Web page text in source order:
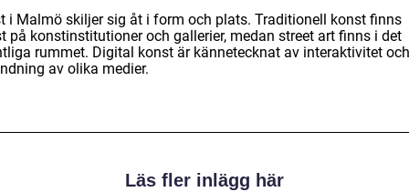
i Malmö skiljer sig åt i form och plats. Traditionell konst finns
på konstinstitutioner och gallerier, medan street art finns i det
rummet. Digital konst är kännetecknat av interaktivitet och
av olika medier.
Läs fler inlägg här